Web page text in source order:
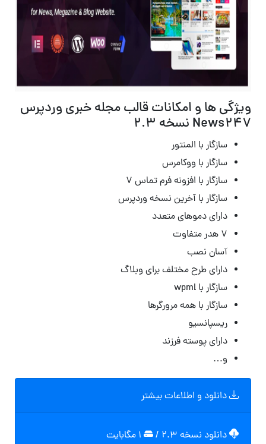
ویژگی ها و امکانات قالب مجله خبری وردپرس
News247 نسخه 2.3
سازگار با المنتور
سازگار با ووکامرس
سازگار با افزونه فرم تماس ۷
سازگار با آخرین نسخه وردپرس
دارای دموهای متعدد
۷ هدر متفاوت
آسان نصب
دارای طرح مختلف برای وبلاگ
سازگار با wpml
سازگار با همه مرورگرها
ریسپانسیو
دارای پوسته فرزند
و…
دانلود و اطلاعات بیشتر
دانلود نسخه ۲.۳ /